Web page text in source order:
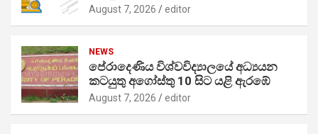
August 7, 2026 editor
NEWS
පේරාදෙණිය විශ්වවිද්‍යාලයේ අධ්‍යයන
කටයුතු අගෝස්තු 10 සිට යළි ඇරඹේ
August 7, 2026 editor